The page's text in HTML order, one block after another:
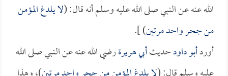
الله عنه عن النبي صلى الله عليه وسلم أنه قال: (لا يلدغ المؤمن
من جحر واحد مرتين) ].
أوردأبو داودحديثأبي هريرةرضي الله عنه عن النبي صلى الله